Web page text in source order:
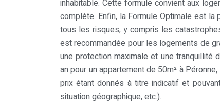
inhabitable. Cette formule convient aux
complète. Enfin, la Formule Optimale est
tous les risques, y compris les
est recommandée pour les logements de
une protection maximale et une tranquillité
an pour un appartement de 50m² à
prix étant donnés à titre indicatif et
situation géographique, etc.).